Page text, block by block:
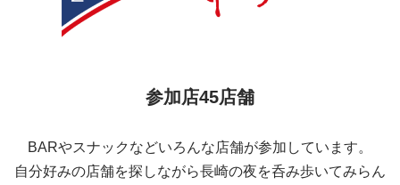
参加店45店舗
BARやスナックなどいろんな店舗が参加しています。
自分好みの店舗を探しながら長崎の夜を呑み歩いてみらん